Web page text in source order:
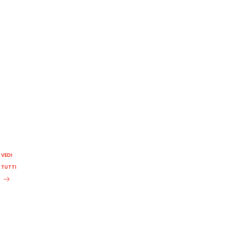
VEDI
TUTTI